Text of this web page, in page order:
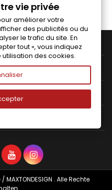


. Alle Rechte
vie privée
améliorer votre
des publicités ou du
le trafic du site. En
tout », vous indiquez
des cookies.